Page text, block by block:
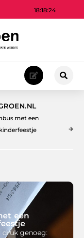
18:18:25
met een
een
druk genoeg: